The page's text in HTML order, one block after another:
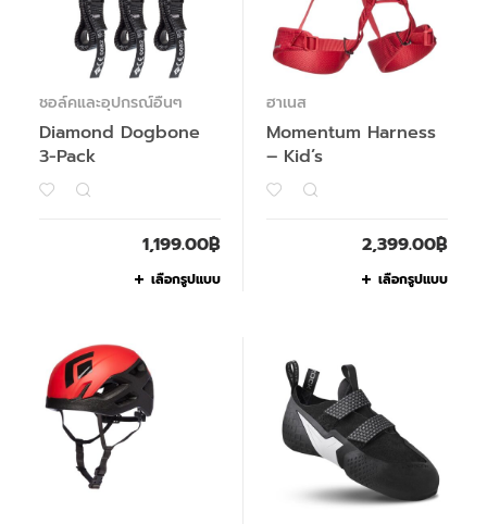
ชอล์คและอุปกรณ์อื่นๆ
Diamond Dogbone
3-Pack
1,199.00฿
เลือกรูปแบบ
ฮาเนส
Momentum Harness
– Kid’s
2,399.00฿
เลือกรูปแบบ